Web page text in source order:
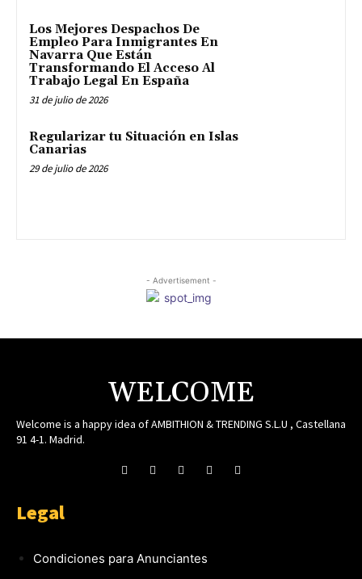
Los Mejores Despachos De
Empleo Para Inmigrantes En
Navarra Que Están
Transformando El Acceso Al
Trabajo Legal En España
31 de julio de 2026
Regularizar tu Situación en Islas
Canarias
29 de julio de 2026
- Advertisement -
WELCOME
Welcome is a happy idea of AMBITHION & TRENDING S.L.U , Castellana
91 4-1. Madrid.
Legal
Condiciones para Anunciantes